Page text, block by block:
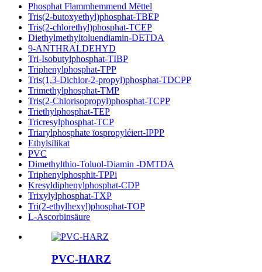
Phosphat Flammhemmend Mëttel
Tris(2-butoxyethyl)phosphat-TBEP
Tris(2-chlorethyl)phosphat-TCEP
Diethylmethyltoluendiamin-DETDA
9-ANTHRALDEHYD
Tri-Isobutylphosphat-TIBP
Triphenylphosphat-TPP
Tris(1,3-Dichlor-2-propyl)phosphat-TDCPP
Trimethylphosphat-TMP
Tris(2-Chlorisopropyl)phosphat-TCPP
Triethylphosphat-TEP
Tricresylphosphat-TCP
Triarylphosphate ïospropyléiert-IPPP
Ethylsilikat
PVC
Dimethylthio-Toluol-Diamin -DMTDA
Triphenylphosphit-TPPi
Kresyldiphenylphosphat-CDP
Trixylylphosphat-TXP
Tri(2-ethylhexyl)phosphat-TOP
L-Ascorbinsäure
PVC-HARZ